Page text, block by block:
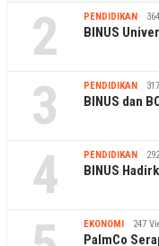
2 PENDIDIKAN
BINUS
3 PENDIDIKAN
BINUS dan
4 PENDIDIKAN
BINUS
EKONOMI 247
PalmCo